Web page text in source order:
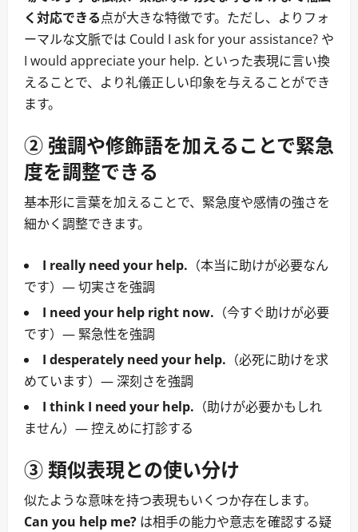
く対応できる点が大きな特徴です。ただし、よりフォ
ーマルな文脈では Could I ask for your assistance? や
I would appreciate your help. といった表現に言い換
えることで、より礼儀正しい印象を与えることができ
ます。
② 強調や修飾語を加えることで緊急
度を調整できる
基本形に言葉を加えることで、緊急度や感情の強さを
細かく調整できます。
I really need your help. （本当に助けが必要なん
です）― 切実さを強調
I need your help right now. （今すぐ助けが必要
です）― 緊急性を強調
I desperately need your help. （必死に助けを求
めています）― 深刻さを強調
I think I need your help. （助けが必要かもしれ
ません）― 控えめに打診する
③ 類似表現との使い分け
似たような意味を持つ表現もいくつか存在します。
Can you help me? は相手の能力や意志を確認する疑